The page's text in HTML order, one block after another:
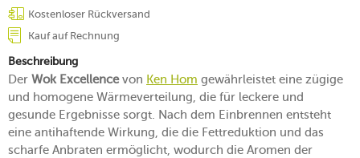
Kostenloser Rückversand
Kauf auf Rechnung
Beschreibung
Der Wok Excellencevon Ken Hom gewährleistet eine zügige
und homogene Wärmeverteilung, die für leckere und
gesunde Ergebnisse sorgt. Nach dem Einbrennen entsteht
eine antihaftende Wirkung, die die Fettreduktion und das
scharfe Anbraten ermöglicht, wodurch die Aromen der